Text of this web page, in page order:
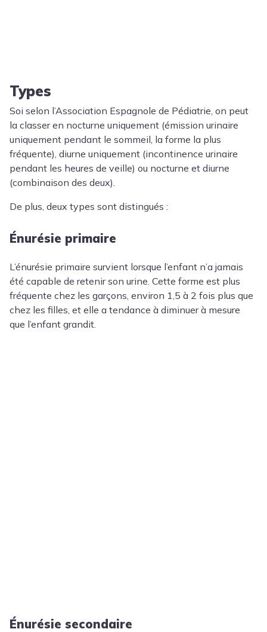
Types
Soi selon l’Association Espagnole de Pédiatrie, on peut
la classer en nocturne uniquement (émission urinaire
uniquement pendant le sommeil, la forme la plus
fréquente), diurne uniquement (incontinence urinaire
pendant les heures de veille) ou nocturne et diurne
(combinaison des deux).
De plus, deux types sont distingués :
Énurésie primaire
L’énurésie primaire survient lorsque l’enfant n’a jamais
été capable de retenir son urine. Cette forme est plus
fréquente chez les garçons, environ 1,5 à 2 fois plus que
chez les filles, et elle a tendance à diminuer à mesure
que l’enfant grandit.
Énurésie secondaire